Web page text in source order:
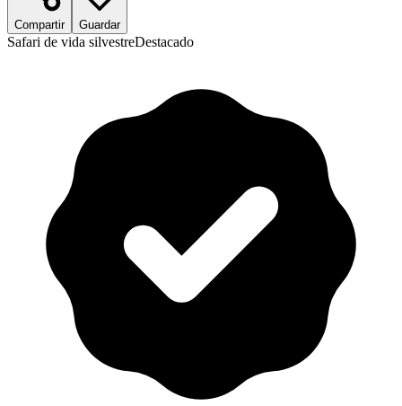
Compartir Guardar
Safari de vida silvestreDestacado